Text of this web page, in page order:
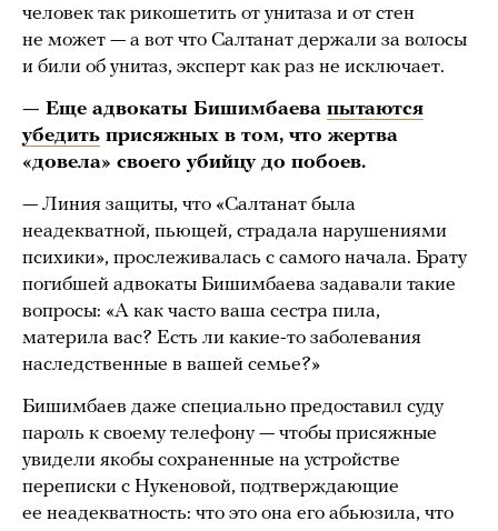
человек так рикошетить от унитаза и от стен
не может — а вот что Салтанат держали за волосы
и били об унитаз, эксперт как раз не исключает.
— Еще адвокаты Бишимбаева пытаются
убедить присяжных в том, что жертва
«довела» своего убийцу до побоев.
— Линия защиты, что «Салтанат была
неадекватной, пьющей, страдала нарушениями
психики», прослеживалась с самого начала. Брату
погибшей адвокаты Бишимбаева задавали такие
вопросы: «А как часто ваша сестра пила,
материла вас? Есть ли какие-то заболевания
наследственные в вашей семье?»
Бишимбаев даже специально предоставил суду
пароль к своему телефону — чтобы присяжные
увидели якобы сохраненные на устройстве
переписки с Нукеновой, подтверждающие
ее неадекватность: что это она его абьюзила, что